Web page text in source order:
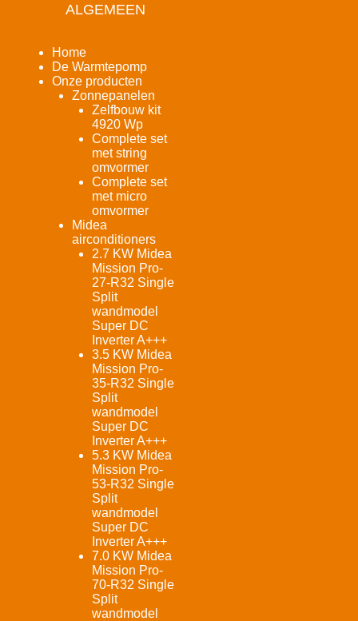
ALGEMEEN
Home
De Warmtepomp
Onze producten
Zonnepanelen
Zelfbouw kit
4920 Wp
Complete set
met string
omvormer
Complete set
met micro
omvormer
Midea
airconditioners
2.7 KW Midea
Mission Pro-
27-R32 Single
Split
wandmodel
Super DC
Inverter A+++
3.5 KW Midea
Mission Pro-
35-R32 Single
Split
wandmodel
Super DC
Inverter A+++
5.3 KW Midea
Mission Pro-
53-R32 Single
Split
wandmodel
Super DC
Inverter A+++
7.0 KW Midea
Mission Pro-
70-R32 Single
Split
wandmodel